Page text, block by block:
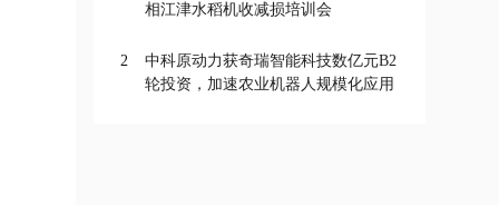
相江津水稻机收减损培训会
2
中科原动力获奇瑞智能科技数亿元B2
轮投资，加速农业机器人规模化应用